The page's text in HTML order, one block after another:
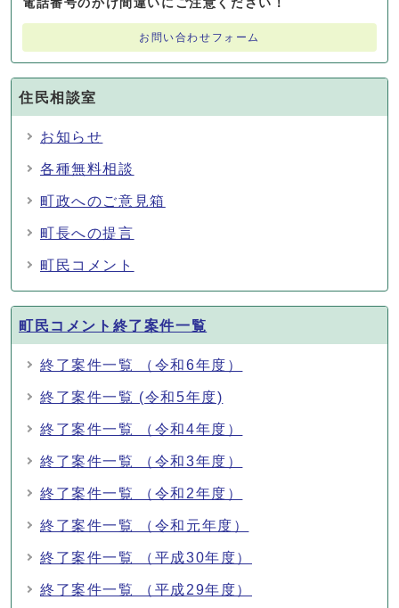
電話番号のかけ間違いにご注意ください！
お問い合わせフォーム
住民相談室
お知らせ
各種無料相談
町政へのご意見箱
町長への提言
町民コメント
町民コメント終了案件一覧
終了案件一覧 （令和6年度）
終了案件一覧 (令和5年度)
終了案件一覧 （令和4年度）
終了案件一覧 （令和3年度）
終了案件一覧 （令和2年度）
終了案件一覧 （令和元年度）
終了案件一覧 （平成30年度）
終了案件一覧 （平成29年度）